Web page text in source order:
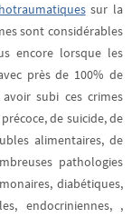
sur la
sont considérables
encore lorsque les
près de 100% de
subi ces crimes
de suicide, de
alimentaires, de
pathologies
diabétiques,
endocriniennes, ,